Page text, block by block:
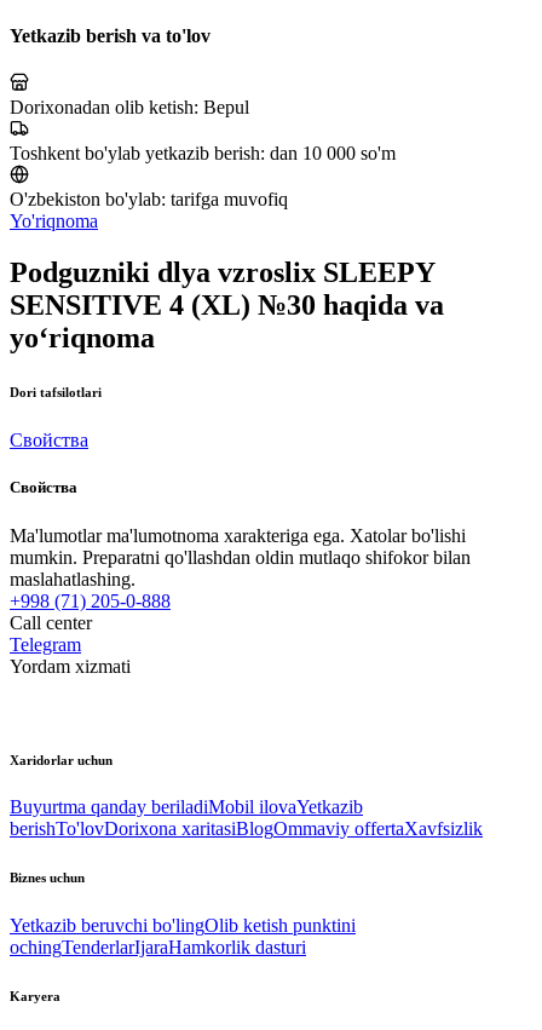
Yetkazib berish va to'lov
Dorixonadan olib ketish: Bepul
Toshkent bo'ylab yetkazib berish: dan 10 000 so'm
O'zbekiston bo'ylab: tarifga muvofiq
Yo'riqnoma
Podguzniki dlya vzroslix SLEEPY
SENSITIVE 4 (XL) №30 haqida va
yo‘riqnoma
Dori tafsilotlari
Свойства
Свойства
Ma'lumotlar ma'lumotnoma xarakteriga ega. Xatolar bo'lishi
mumkin. Preparatni qo'llashdan oldin mutlaqo shifokor bilan
maslahatlashing.
+998 (71) 205-0-888
Call center
Telegram
Yordam xizmati
Xaridorlar uchun
Buyurtma qanday beriladiMobil ilovaYetkazib
berishTo'lovDorixona xaritasiBlogOmmaviy offertaXavfsizlik
Biznes uchun
Yetkazib beruvchi bo'lingOlib ketish punktini
ochingTenderlarIjaraHamkorlik dasturi
Karyera